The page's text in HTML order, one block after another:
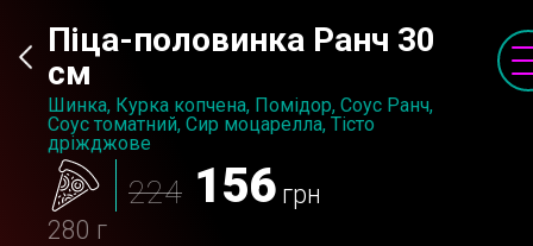
Піца-половинка Ранч 30
см
Шинка, Курка копчена, Помідор, Соус Ранч,
Соус томатний, Сир моцарелла, Тісто
дріжджове
224 156 грн
280 г